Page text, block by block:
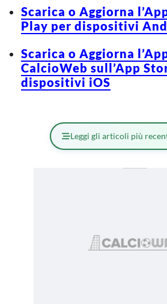
Scarica o Aggiorna
Play per dispositivi
Scarica o Aggiorna
CalcioWeb sull’App
dispositivi iOS
Leggi gli articoli più